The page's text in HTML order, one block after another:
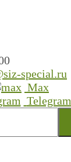
special.ru
Max
Telegram